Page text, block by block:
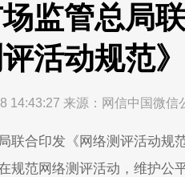
监管总局
活动规范》
14:43:27 来源：网信中国微信
联合印发《网络测评活动规
规范网络测评活动，维护公